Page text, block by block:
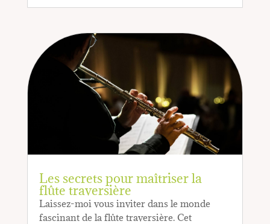
Les secrets pour maîtriser la
flûte traversière
Laissez-moi vous inviter dans le monde
fascinant de la flûte traversière. Cet